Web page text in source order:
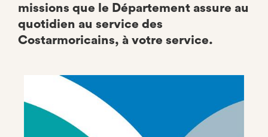
missions que le Département assure au
quotidien au service des
Costarmoricains, à votre service.